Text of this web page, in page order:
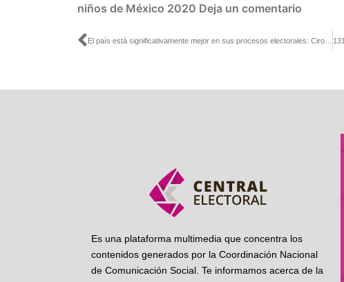
niños de México 2020 Deja un comentario
Ant
Es una plataforma multimedia que concentra los
contenidos generados por la Coordinación Nacional
de Comunicación Social. Te informamos acerca de la